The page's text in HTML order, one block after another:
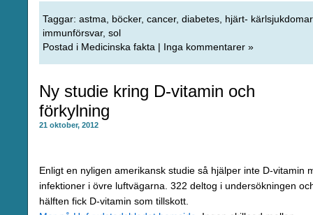
Taggar: astma böcker, cancer, diabetes hjärt- kärlsjukdomar
immunförsvar, sol
Postad i Medicinska fakta | Inga kommentarer »
Ny studie kring D-vitamin och
förkylning
21 oktober, 2012
Enligt en nyligen amerikansk studie så hjälper inte D-vitamin
infektioner i övre luftvägarna. 322 deltog i undersökningen
hälften fick D-vitamin som tillskott.